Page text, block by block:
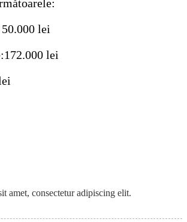
lei
lei
amet, consectetur adipiscing elit.